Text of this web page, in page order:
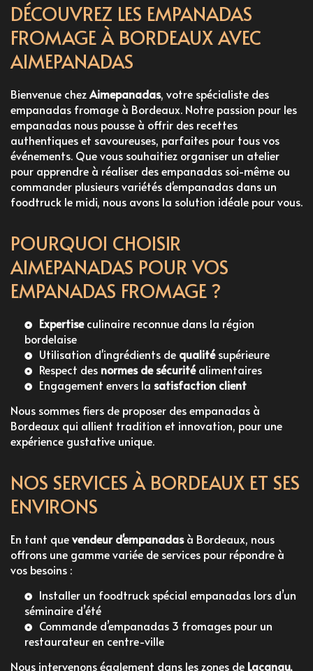
DÉCOUVREZ LES EMPANADAS
FROMAGE À BORDEAUX AVEC
AIMEPANADAS
Bienvenue chezAimepanadas, votre spécialiste des
empanadas fromage à Bordeaux. Notre passion pour les
empanadas nous pousse à offrir des recettes
authentiques et savoureuses, parfaites pour tous vos
événements. Que vous souhaitiez organiser un atelier
pour apprendre à réaliser des empanadas soi-même ou
commander plusieurs variétés d'empanadas dans un
foodtruck le midi, nous avons la solution idéale pour vous.
POURQUOI CHOISIR
AIMEPANADAS POUR VOS
EMPANADAS FROMAGE ?
Expertiseculinaire reconnue dans la région
bordelaise
Utilisation d'ingrédients de qualitésupérieure
Respect des normes de sécuritéalimentaires
Engagement envers la satisfaction client
Nous sommes fiers de proposer desempanadas à
Bordeaux qui allient tradition et innovation, pour une
expérience gustative unique.
NOS SERVICES À BORDEAUX ET SES
ENVIRONS
En tant quevendeur d'empanadasà Bordeaux, nous
offrons une gamme variée de services pour répondre à
vos besoins :
Installer un foodtruck spécial empanadas lors d’un
séminaire d’été
Commande d’empanadas 3 fromages pour un
restaurateur en centre-ville
Nous intervenons également dans les zones de Lacanau,